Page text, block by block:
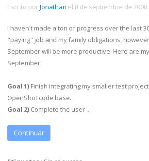
Escrito porJonathan el 8 de septiembre de 2008
I haven't made a ton of progress over the last
"paying" job and my family obligations,
September will be more productive. Here are
September:
Goal 1) Finish integrating my smaller test
OpenShot code base.
Goal 2) Complete the user ...
Continuar